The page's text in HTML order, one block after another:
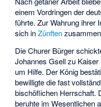
einem Vordringen der
führte. Zur Wahrung ihrer
sich inZünften
Die Churer Bürger
Johannes Gsell zu Kaiser
um Hilfe. Der König
bewilligte die fast
bischöflichen Herrschaft.
beruhte im Wesentlichen